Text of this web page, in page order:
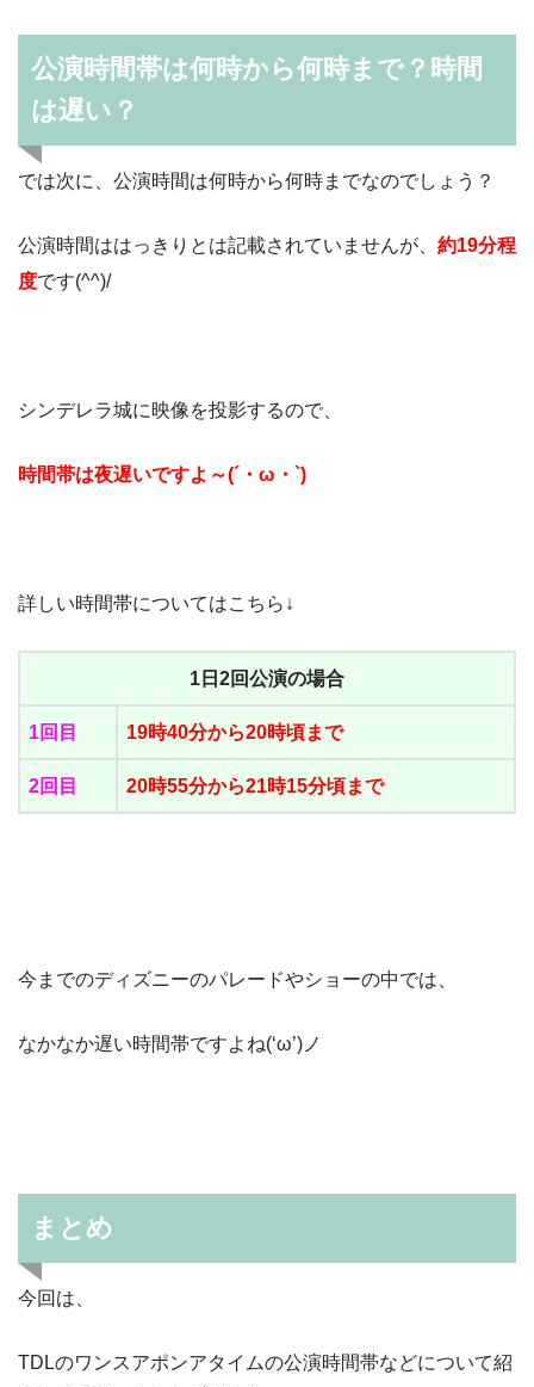
公演時間帯は何時から何時まで？時間
は遅い？
では次に、公演時間は何時から何時までなのでしょう？
公演時間ははっきりとは記載されていませんが、 約19分程
度です(^^)/
シンデレラ城に映像を投影するので、
時間帯は夜遅いですよ～(´・ω・`)
詳しい時間帯についてはこちら↓
1日2回公演の場合
1回目 19時40分から20時頃まで
2回目 20時55分から21時15分頃まで
今までのディズニーのパレードやショーの中では、
なかなか遅い時間帯ですよね(‘ω’)ノ
まとめ
今回は、
TDLのワンスアポンアタイムの公演時間帯などについて紹